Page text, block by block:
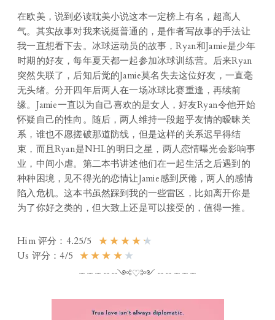
在欧美，说到必读耽美小说这本一定榜上有名，超高人
气。其实故事对我来说挺普通的，是作者写故事的手法让
我一直想看下去。冰球运动员的故事，Ryan和Jamie是少年
时期的好友，每年夏天都一起参加冰球训练营。后来Ryan
突然失联了，后知后觉的Jamie莫名失去这位好友，一直毫
无头绪。分开四年后两人在一场冰球比赛重逢，再续前
缘。Jamie一直以为自己喜欢的是女人，好友Ryan令他开始
怀疑自己的性向。随后，两人维持一段超乎友情的暧昧关
系，谁也不愿搓破那道防线，但是这样的关系迟早得结
束，而且Ryan是NHL的明日之星，两人恋情曝光会影响事
业，中间小虐。第二本书讲述他们在一起生活之后遇到的
种种困境，见不得光的恋情让Jamie感到厌倦，两人的感情
陷入危机。这本书虽然踩到我的一些雷区，比如离开你是
为了你好之类的，但大致上还是可以接受的，值得一推。
Him 评分：4.25/5 ★★★★★
Us 评分：4/5 ★★★ ★ ★
┈ ┈ ┈ ┈ ┈༺♡༻ ┈ ┈ ┈ ┈ ┈